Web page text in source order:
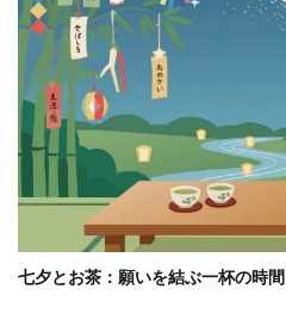
七夕とお茶：願いを結ぶ一杯の時間